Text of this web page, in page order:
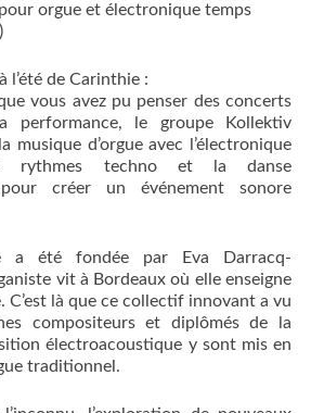
orgue et électronique temps
à l’été de Carinthie :
vous avez pu penser des concerts
performance, le groupe Kollektiv
musique d’orgue avec l’électronique
rythmes techno et la danse
pour créer un événement sonore
a été fondée par Eva Darracq-
vit à Bordeaux où elle enseigne
C’est là que ce collectif innovant a vu
compositeurs et diplômés de la
électroacoustique y sont mis en
traditionnel.